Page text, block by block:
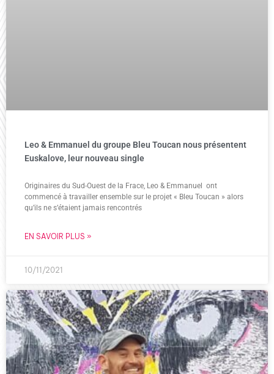
Leo & Emmanuel du groupe Bleu Toucan nous présentent
Euskalove, leur nouveau single
Originaires du Sud-Ouest de la Frace, Leo & Emmanuel ont
commencé à travailler ensemble sur le projet « Bleu Toucan » alors
qu’ils ne s’étaient jamais rencontrés
EN SAVOIR PLUS »
10/11/2021